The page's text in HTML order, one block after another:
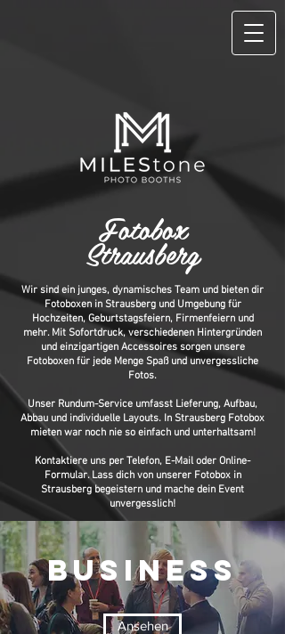
Fotobox
Strausberg
Wir sind ein junges, dynamisches Team und bieten dir
Fotoboxen in Strausberg und Umgebung für
Hochzeiten, Geburtstagsfeiern, Firmenfeiern und
mehr. Mit Sofortdruck, verschiedenen Hintergründen
und einzigartigen Accessoires sorgen unsere
Fotoboxen für jede Menge Spaß und unvergessliche
Fotos.
Unser Rundum-Service umfasst Lieferung, Aufbau,
Abbau und individuelle Layouts. In Strausberg Fotobox
mieten war noch nie so einfach und unterhaltsam!
Kontaktiere uns per Telefon, E-Mail oder Online-
Formular. Lass dich von unserer Fotobox in
Strausberg begeistern und mache dein Event
unvergesslich!
Business
Ansehen